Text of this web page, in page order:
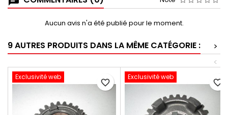
Aucun avis n'a été publié pour le moment.
9 AUTRES PRODUITS DANS LA MÊME CATÉGORIE :
>
<
Exclusivité web
favorite_border
Exclusivité web
favorite_border